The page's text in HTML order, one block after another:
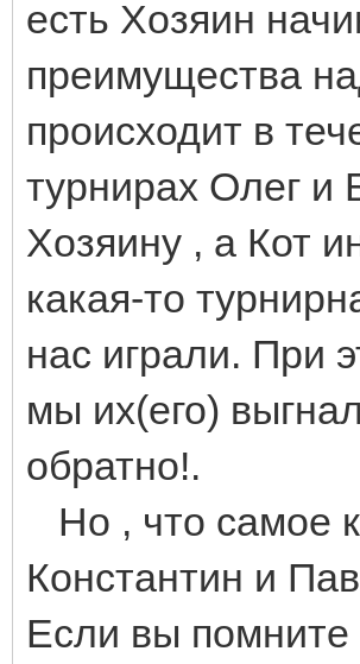
есть Хозяин
преимущества
происходит в
турнирах Олег и
Хозяину , а Кот
какая-то
нас играли. При
мы их(его)
обратно!.
Но , что самое
Константин и
Если вы помните